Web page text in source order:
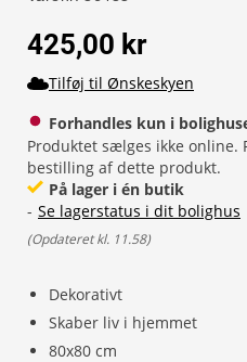
Dekorativt
Skaber liv i hjemmet
80x80 cm
425,00 kr
Tilføj til Ønskeskyen
Forhandles kun i
Produktet sælges ikke
bestilling af dette produkt.
På lager i én butik
- Se lagerstatus i dit bolighus
(Opdateret kl. 11.58)